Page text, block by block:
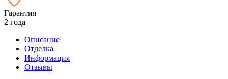
Гарантия
2 года
Описание
Отделка
Информация
Отзывы